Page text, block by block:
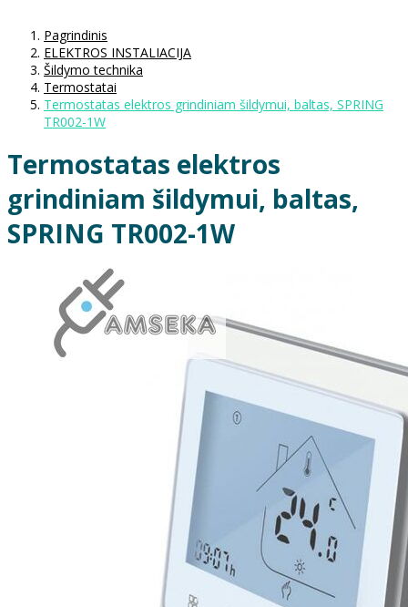
Pagrindinis
ELEKTROS INSTALIACIJA
Šildymo technika
Termostatai
Termostatas elektros grindiniam šildymui, baltas, SPRING
TR002-1W
Termostatas elektros
grindiniam šildymui, baltas,
SPRING TR002-1W